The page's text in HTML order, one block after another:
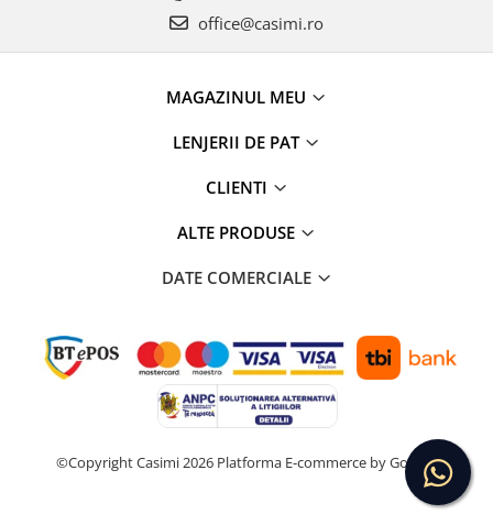
office@casimi.ro
MAGAZINUL MEU
LENJERII DE PAT
CLIENTI
ALTE PRODUSE
DATE COMERCIALE
©Copyright Casimi 2026 Platforma E-commerce by Gomag